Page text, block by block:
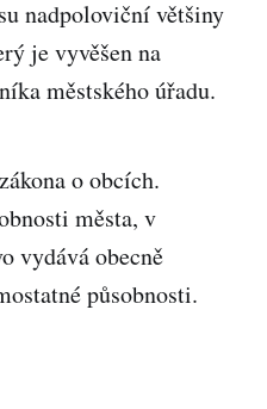
nadpoloviční většiny
je vyvěšen na
městského úřadu.
o obcích.
města, v
vydává obecně
působnosti.